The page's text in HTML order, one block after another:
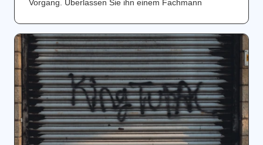
Vorgang. Überlassen Sie ihn einem Fachmann